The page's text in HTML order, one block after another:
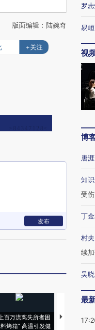
版面编辑：陆婉奇
+关注
发布
百万流离失所者困
烤箱” 高温引发健
马航飞行员
粒摇头丸 尿
罗
易峘
视
博
唐涯
知
受伤
丁
村
续
吴
最